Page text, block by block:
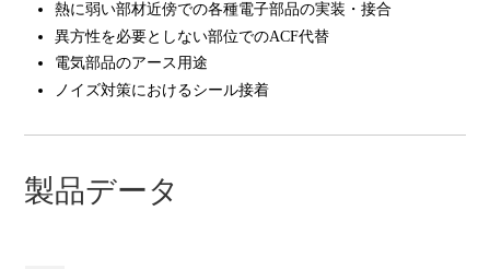
熱に弱い部材近傍での各種電子部品の実装・接合
異方性を必要としない部位でのACF代替
電気部品のアース用途
ノイズ対策におけるシール接着
製品データ